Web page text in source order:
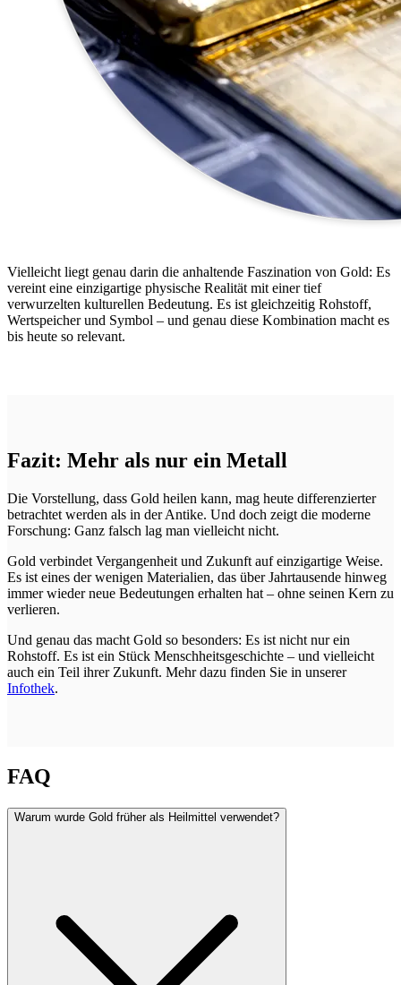
Vielleicht liegt genau darin die anhaltende Faszination von Gold: Es
vereint eine einzigartige physische Realität mit einer tief
verwurzelten kulturellen Bedeutung. Es ist gleichzeitig Rohstoff,
Wertspeicher und Symbol – und genau diese Kombination macht es
bis heute so relevant.
Fazit: Mehr als nur ein Metall
Die Vorstellung, dass Gold heilen kann, mag heute differenzierter
betrachtet werden als in der Antike. Und doch zeigt die moderne
Forschung: Ganz falsch lag man vielleicht nicht.
Gold verbindet Vergangenheit und Zukunft auf einzigartige Weise.
Es ist eines der wenigen Materialien, das über Jahrtausende hinweg
immer wieder neue Bedeutungen erhalten hat – ohne seinen Kern zu
verlieren.
Und genau das macht Gold so besonders: Es ist nicht nur ein
Rohstoff. Es ist ein Stück Menschheitsgeschichte – und vielleicht
auch ein Teil ihrer Zukunft. Mehr dazu finden Sie in unserer
Infothek.
FAQ
Warum wurde Gold früher als Heilmittel verwendet?